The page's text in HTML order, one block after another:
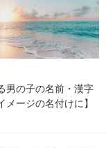
男の子の名前・漢字
メージの名付けに】